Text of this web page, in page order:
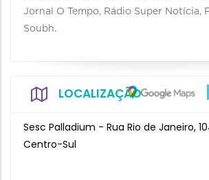
Jornal O Tempo, Rádio Super Notícia,
Soubh.
LOCALIZAÇÃO
Sesc Palladium - Rua Rio de Janeiro,
Centro-Sul